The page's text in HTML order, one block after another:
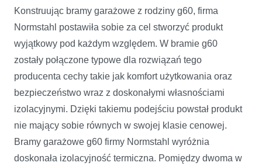
Konstruując bramy garażowe z rodziny g60, firma
Normstahl postawiła sobie za cel stworzyć produkt
wyjątkowy pod każdym względem. W bramie g60
zostały połączone typowe dla rozwiązań tego
producenta cechy takie jak komfort użytkowania oraz
bezpieczeństwo wraz z doskonałymi własnościami
izolacyjnymi. Dzięki takiemu podejściu powstał produkt
nie mający sobie równych w swojej klasie cenowej.
Bramy garażowe g60 firmy Normstahl wyróżnia
doskonała izolacyjność termiczna. Pomiędzy dwoma w